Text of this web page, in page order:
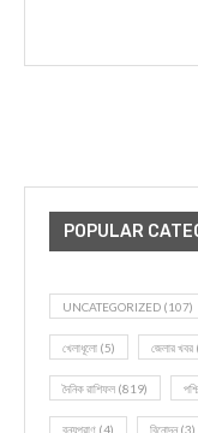
POPULAR
UNCATEGORIZED (107)
খেলাধূলো (5) জেলার খবর
দৈনিক রাশিফল (819)
বন্যপ্রাণ (4) বিনোদন(3)